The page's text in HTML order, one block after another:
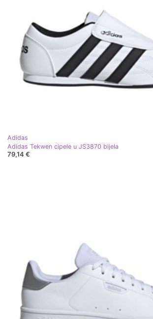
Adidas
Adidas Tekwen cipele u JS3870 bijela
79,14 €